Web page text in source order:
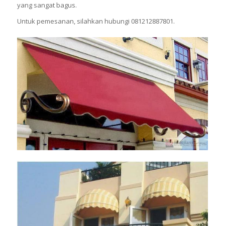
yang sangat bagus.
Untuk pemesanan, silahkan hubungi 081212887801.